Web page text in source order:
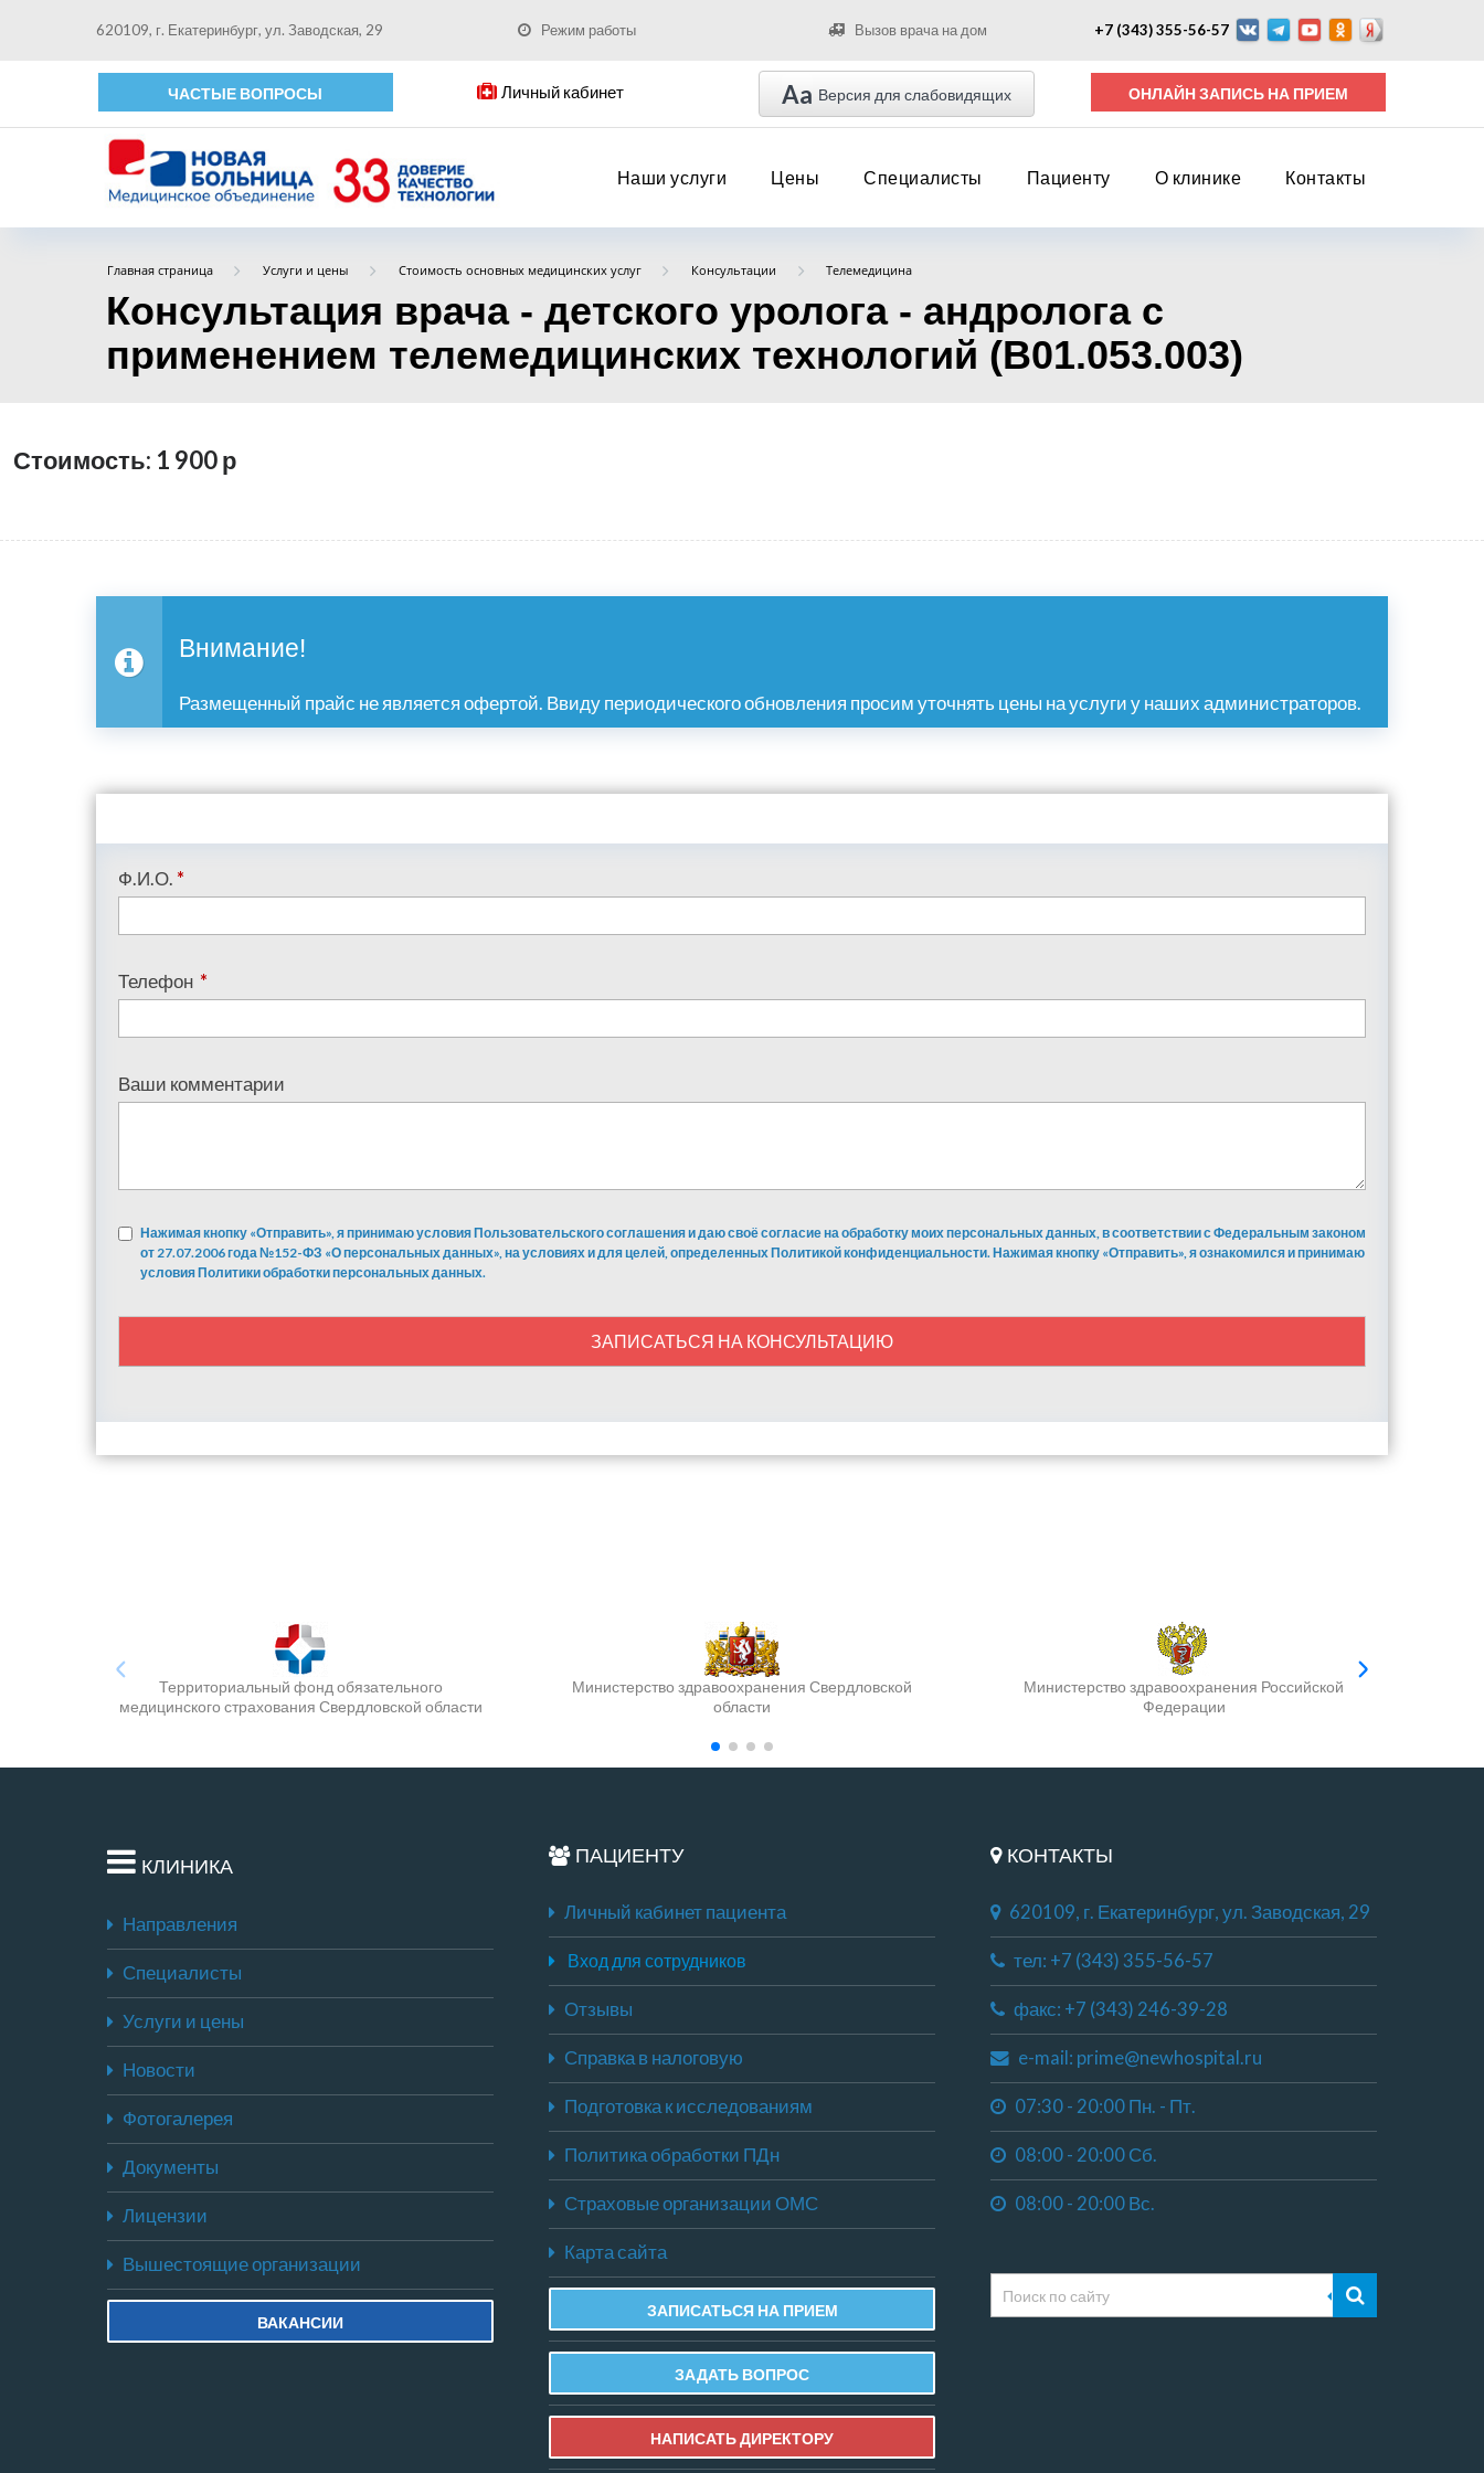
620109, г. Екатеринбург, ул. Заводская, 29 Режим работы Вызов врача на дом +7 (343) 355-56-57
ЧАСТЫЕ ВОПРОСЫ Личный кабинет Aa Версия для слабовидящих ОНЛАЙН ЗАПИСЬ НА ПРИЕМ
Наши услуги Цены Специалисты Пациенту О клинике Контакты
Главная страница Услуги и цены Стоимость основных медицинских услуг Консультации Телемедицина
Консультация врача - детского уролога - андролога с
применением телемедицинских технологий (B01.053.003)
Стоимость: 1 900р
Внимание!
Размещенный прайс не является офертой. Ввиду периодического обновления просим уточнять цены на услуги у наших администраторов.
Ф.И.О. *
Телефон *
Ваши комментарии
Нажимая кнопку «Отправить», я принимаю условия Пользовательского соглашения и даю своё согласие на обработку моих персональных данных, в соответствии с Федеральным законом
от 27.07.2006 года №152-ФЗ «О персональных данных», на условиях и для целей, определенных Политикой конфиденциальности. Нажимая кнопку «Отправить», я ознакомился и принимаю
условия Политики обработки персональных данных.
ЗАПИСАТЬСЯ НА КОНСУЛЬТАЦИЮ
Территориальный фонд обязательного
медицинского страхования Свердловской области
Министерство здравоохранения Свердловской
области
Министерство здравоохранения Российской
Федерации
КЛИНИКА
Направления
Специалисты
Услуги и цены
Новости
Фотогалерея
Документы
Лицензии
Вышестоящие организации
ВАКАНСИИ
ПАЦИЕНТУ
Личный кабинет пациента
Вход для сотрудников
Отзывы
Справка в налоговую
Подготовка к исследованиям
Политика обработки ПДн
Страховые организации ОМС
Карта сайта
ЗАПИСАТЬСЯ НА ПРИЕМ
ЗАДАТЬ ВОПРОС
НАПИСАТЬ ДИРЕКТОРУ
КОНТАКТЫ
620109, г. Екатеринбург, ул. Заводская, 29
тел: +7 (343) 355-56-57
факс: +7 (343) 246-39-28
e-mail: prime@newhospital.ru
07:30 - 20:00 Пн. - Пт.
08:00 - 20:00 Сб.
08:00 - 20:00 Вс.